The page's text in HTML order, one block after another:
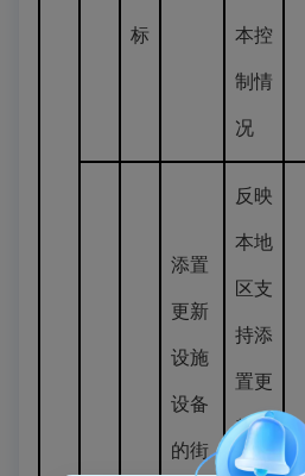
标 本控
制情
况
添置
更新
设施
设备
的街
反映
本地
区支
持添
置更
新设